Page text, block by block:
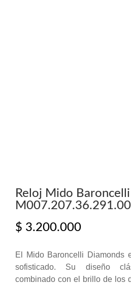
Reloj Mido
M007.207.36.291.00
$ 3.200.000
El Mido Baroncelli Diamonds
sofisticado. Su diseño
combinado con el brillo de los